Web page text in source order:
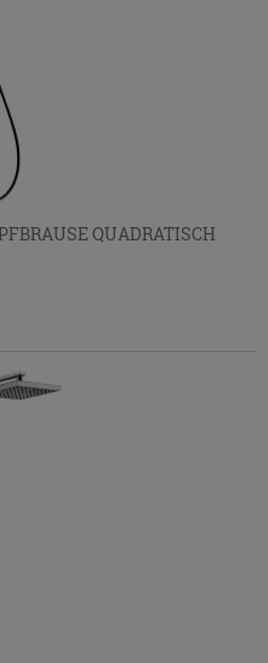
QUADRATISCH